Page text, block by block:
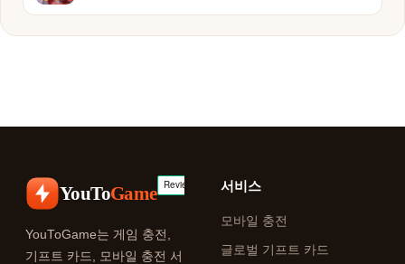
YouToGame
YouToGame는 게임 충전,
기프트 카드, 모바일 충전 서
서비스
모바일 충전
글로벌 기프트 카드